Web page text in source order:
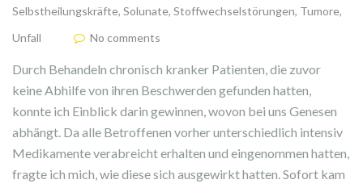
Selbstheilungskräfte, Solunate, Stoffwechselstörungen, Tumore,
Unfall
No comments
Durch Behandeln chronisch kranker Patienten, die zuvor
keine Abhilfe von ihren Beschwerden gefunden hatten,
konnte ich Einblick darin gewinnen, wovon bei uns Genesen
abhängt. Da alle Betroffenen vorher unterschiedlich intensiv
Medikamente verabreicht erhalten und eingenommen hatten,
fragte ich mich, wie diese sich ausgewirkt hatten. Sofort kam